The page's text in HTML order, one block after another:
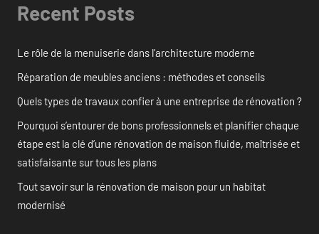
Recent Posts
Le rôle de la menuiserie dans l’architecture moderne
Réparation de meubles anciens : méthodes et conseils
Quels types de travaux confier à une entreprise de rénovation ?
Pourquoi s’entourer de bons professionnels et planifier chaque
étape est la clé d’une rénovation de maison fluide, maîtrisée et
satisfaisante sur tous les plans
Tout savoir sur la rénovation de maison pour un habitat
modernisé